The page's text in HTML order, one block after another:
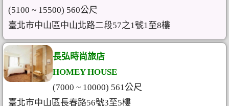
(5100 ~ 15500) 560公尺
臺北市中山區中山北路二段57之1號1至8樓
長弘時尚旅店
HOMEY HOUSE
(7000 ~ 10000) 561公尺
臺北市中山區長春路56號3至5樓